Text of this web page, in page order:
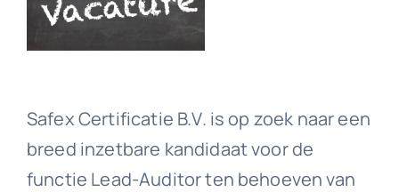
Nieuws
Contact
Safex Certificatie B.V. is op zoek naar een
breed inzetbare kandidaat voor de
functie Lead-Auditor ten behoeven van